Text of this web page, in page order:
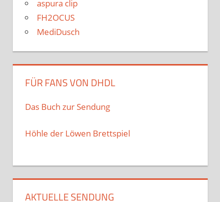
aspura clip
FH2OCUS
MediDusch
FÜR FANS VON DHDL
Das Buch zur Sendung
Höhle der Löwen Brettspiel
AKTUELLE SENDUNG